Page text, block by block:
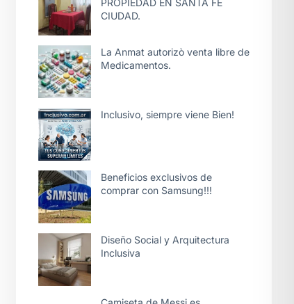
CIUDAD.
La Anmat autorizò venta libre de
Medicamentos.
Inclusivo, siempre viene Bien!
Beneficios exclusivos de
comprar con Samsung!!!
Diseño Social y Arquitectura
Inclusiva